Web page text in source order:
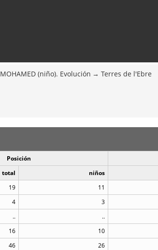
MOHAMED (niño). Evolución Terres de l'Ebre
Posición
total niños
19 11
4 3
.. ..
16 10
46 26